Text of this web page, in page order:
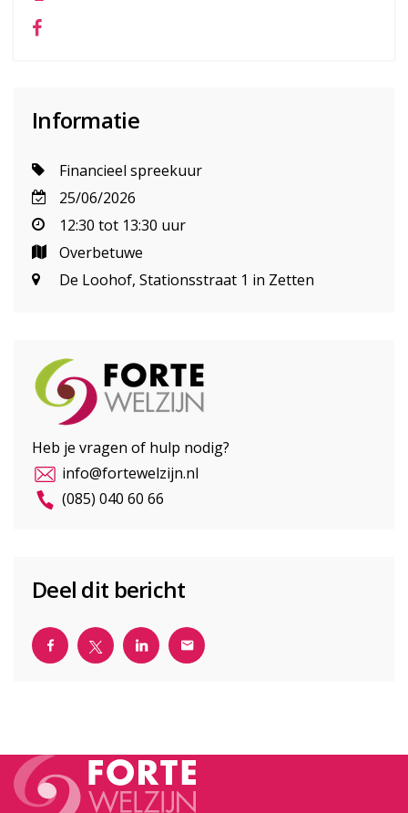
Informatie
Financieel spreekuur
25/06/2026
12:30 tot 13:30 uur
Overbetuwe
De Loohof, Stationsstraat 1 in Zetten
Heb je vragen of hulp nodig?
info@fortewelzijn.nl
(085) 040 60 66
Deel dit bericht